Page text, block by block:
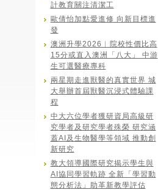
計教育關注清潔工
歐倩怡加點愛進修 向新目標進
發
澳洲升學2026︱院校性價比高
15分或直入澳洲「八大」 中游
生可選醫療專科
兩星期走進獸醫的真實世界 城
大舉辦首屆獸醫沉浸式體驗課
程
中大六位學者獲研資局高級研
究學者及研究學者殊榮 研究涵
蓋AI及生物醫學等領域 推動創
新研究
教大領導國際研究揭示學生與
AI協同學習軌跡 全新「學習動
態分析法」助革新教學評估